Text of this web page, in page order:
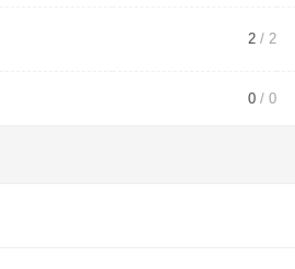
2 / 2
0 / 0